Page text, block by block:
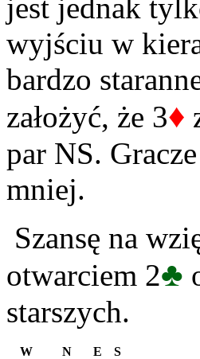
jest jednak
wyjściu w
bardzo
założyć, że 3♦
par NS.
mniej.
Szansę na
otwarciem 2♣
starszych.
W N E
S